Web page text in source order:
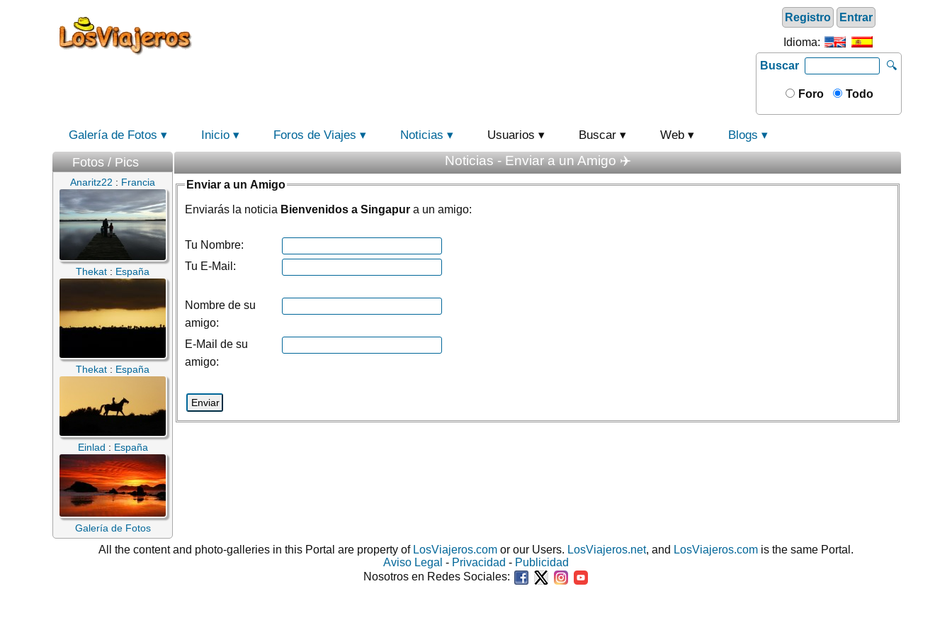
Registro Entrar
Idioma:
Buscar
🔍
Foro Todo
Galería de Fotos Inicio Foros de Viajes Noticias Usuarios Buscar Web Blogs
Fotos / Pics
Anaritz22 : Francia
Thekat : España
Thekat : España
Einlad : España
Galería de Fotos
Noticias - Enviar a un Amigo ✈️
Enviar a un Amigo
Enviarás la noticia Bienvenidos a Singapur a un amigo:
Tu Nombre:
Tu E-Mail:
Nombre de su
amigo:
E-Mail de su
amigo:
All the content and photo-galleries in this Portal are property of LosViajeros.com or our Users. LosViajeros.net, and LosViajeros.com is the same Portal.
Aviso Legal - Privacidad - Publicidad
Nosotros en Redes Sociales: